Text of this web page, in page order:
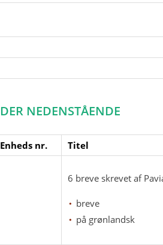
NEDENSTÅENDE
Enheds nr.
Titel
6 breve skrevet af
breve
på grønlandsk